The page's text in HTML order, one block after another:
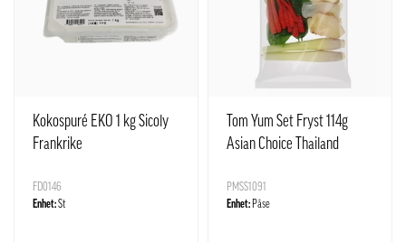
Kokospuré EKO 1 kg Sicoly
Frankrike
FD0146
Enhet:St
Tom Yum Set Fryst 114g
Asian Choice Thailand
PMSS1091
Enhet: Påse